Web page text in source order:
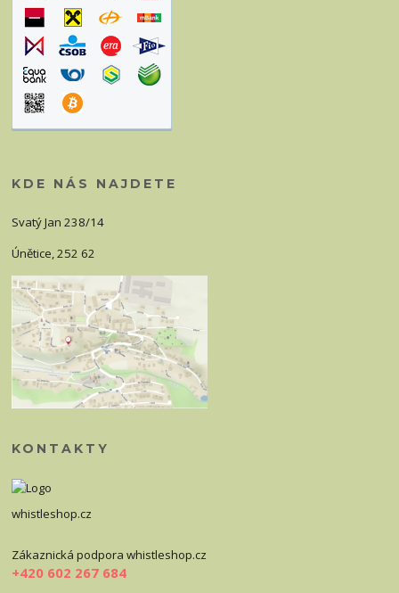
KDE NÁS NAJDETE
Svatý Jan 238/14
Únětice, 252 62
KONTAKTY
whistleshop.cz
Zákaznická podpora whistleshop.cz
+420 602 267 684